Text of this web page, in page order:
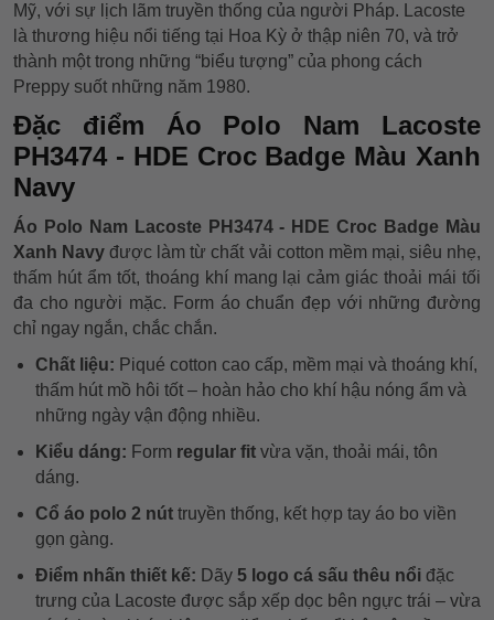
Mỹ, với sự lịch lãm truyền thống của người Pháp. Lacoste
là thương hiệu nổi tiếng tại Hoa Kỳ ở thập niên 70, và trở
thành một trong những “biểu tượng” của phong cách
Preppy suốt những năm 1980.
Đặc điểm Áo Polo Nam Lacoste
PH3474 - HDE Croc Badge Màu Xanh
Navy
Áo Polo Nam Lacoste PH3474 - HDE Croc Badge Màu
Xanh Navyđược làm từ chất vải cotton mềm mại, siêu nhẹ,
thấm hút ẩm tốt, thoáng khí mang lại cảm giác thoải mái tối
đa cho người mặc. Form áo chuẩn đẹp với những đường
chỉ ngay ngắn, chắc chắn.
Chất liệu: Piqué cotton cao cấp, mềm mại và thoáng khí,
thấm hút mồ hôi tốt – hoàn hảo cho khí hậu nóng ẩm và
những ngày vận động nhiều.
Kiểu dáng: Form regular fit vừa vặn, thoải mái, tôn
dáng.
Cổ áo polo 2 nút truyền thống, kết hợp tay áo bo viền
gọn gàng.
Điểm nhấn thiết kế: Dãy 5 logo cá sấu thêu nổi đặc
trưng của Lacoste được sắp xếp dọc bên ngực trái – vừa